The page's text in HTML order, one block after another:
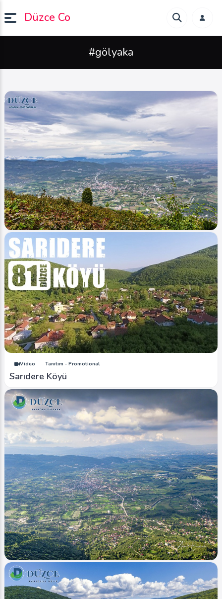
Düzce Co
#gölyaka
Image Düzce Fotoğrafları
Güneyden Düzce Ovası
Ahmet Bozdemir 0 2182 0
Video Tanıtım - Promotional
Sarıdere Köyü